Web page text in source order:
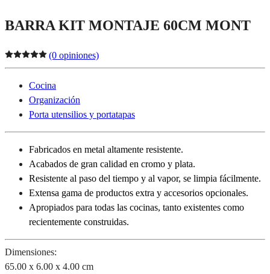
BARRA KIT MONTAJE 60CM MONT
(0 opiniones)
Cocina
Organización
Porta utensilios y portatapas
Fabricados en metal altamente resistente.
Acabados de gran calidad en cromo y plata.
Resistente al paso del tiempo y al vapor, se limpia fácilmente.
Extensa gama de productos extra y accesorios opcionales.
Apropiados para todas las cocinas, tanto existentes como
recientemente construidas.
Dimensiones:
65.00 x 6.00 x 4.00 cm